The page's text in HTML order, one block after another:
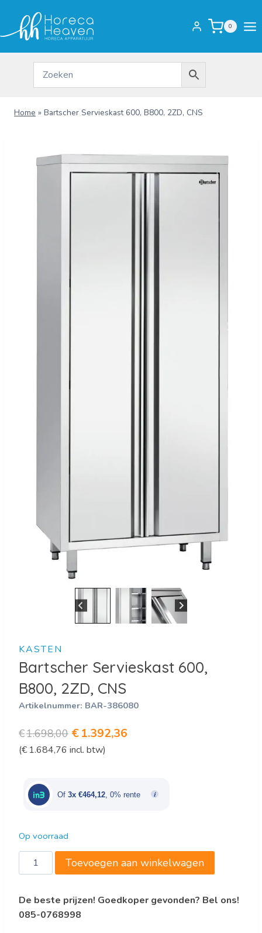
inhoud
0
Home » Bartscher Servieskast 600, B800, 2ZD, CNS
KASTEN
Bartscher Servieskast 600,
B800, 2ZD, CNS
Artikelnummer: BAR-386080
€1.698,00 Oorspronkelijke
prijs
€1.698,00.
€1.392,36
€1.392,36.
(€ 1.684,76 incl. btw)
Of 3x €464,12, 0% rente
Op voorraad
Bartscher
Servieskast
B800,
2ZD,
Toevoegen aan winkelwagen
De beste prijzen! Goedkoper gevonden? Bel ons!
085-0768998